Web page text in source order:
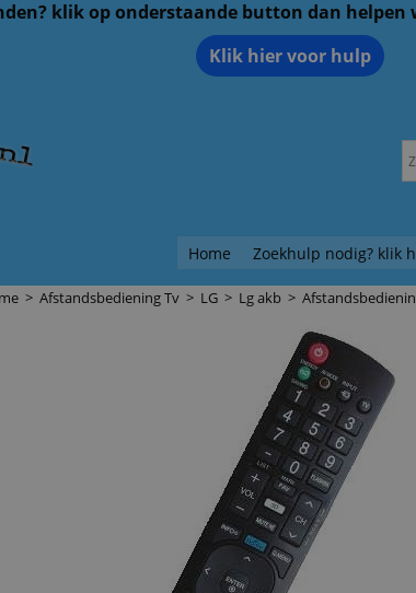
klik op onderstaande button dan
Klik hier voor hulp
Home Zoekhulp nodig? klik
> Afstandsbediening Tv > LG > Lg akb >